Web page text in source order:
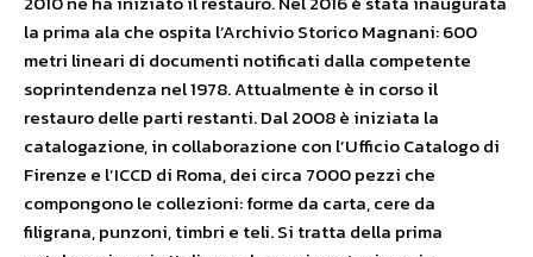
la prima ala che ospita l’Archivio Storico Magnani: 600
metri lineari di documenti notificati dalla competente
soprintendenza nel 1978. Attualmente è in corso il
restauro delle parti restanti. Dal 2008 è iniziata la
catalogazione, in collaborazione con l’Ufficio Catalogo di
Firenze e l’ICCD di Roma, dei circa 7000 pezzi che
compongono le collezioni: forme da carta, cere da
filigrana, punzoni, timbri e teli. Si tratta della prima